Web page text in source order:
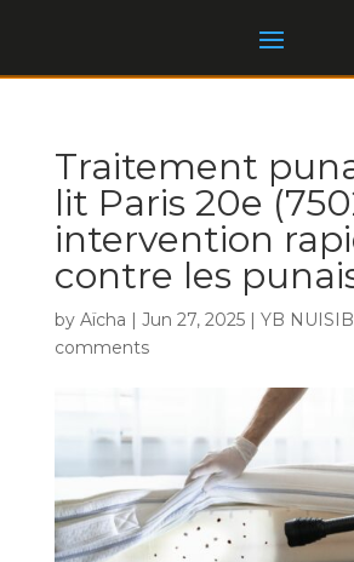
Traitement
lit Paris 20e
intervention
contre les
by Aïcha | Jun 27, 2025| YB
comments